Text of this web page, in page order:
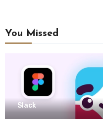
You Missed
Slack